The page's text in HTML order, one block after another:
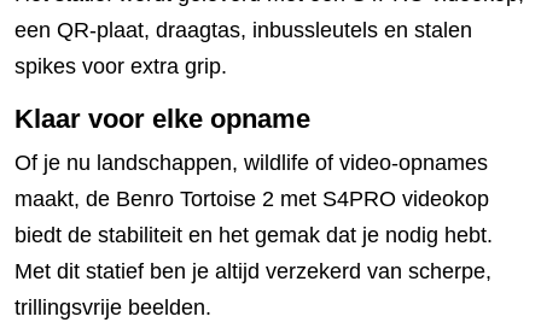
een QR-plaat, draagtas, inbussleutels en stalen
spikes voor extra grip.
Klaar voor elke opname
Of je nu landschappen, wildlife of video-opnames
maakt, de Benro Tortoise 2 met S4PRO videokop
biedt de stabiliteit en het gemak dat je nodig hebt.
Met dit statief ben je altijd verzekerd van scherpe,
trillingsvrije beelden.